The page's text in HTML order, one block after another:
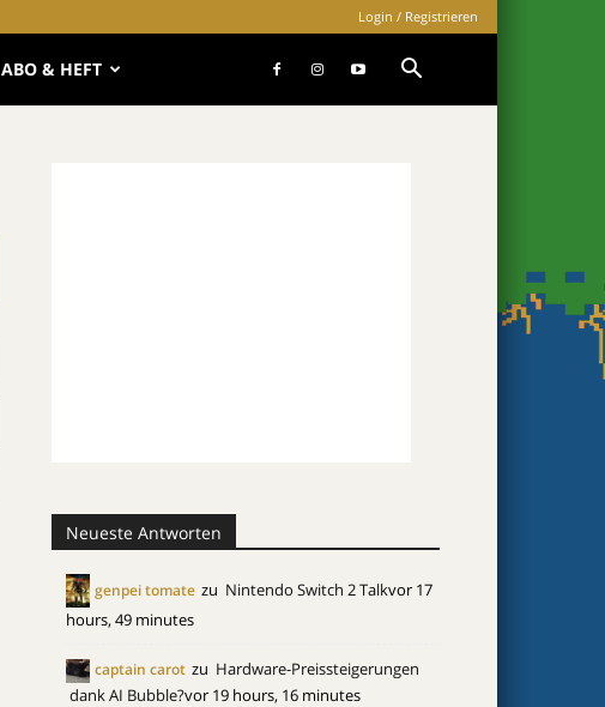
Login / Registrieren
ABO & HEFT
Neueste Antworten
genpei tomate zu Nintendo Switch 2 Talkvor 17
hours, 49 minutes
captain carot zu Hardware-Preissteigerungen
dank AI Bubble?vor 19 hours, 16 minutes